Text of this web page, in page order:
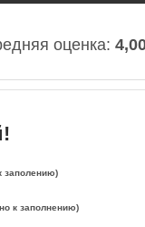
оценка:
заполению)
к заполнению)